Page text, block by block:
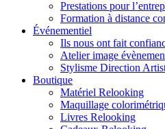
Prestations pour
Formation à distance
Événementiel
Ils nous ont fait
Atelier image
Stylisme Direction
Boutique
Matériel Relooking
Maquillage
Livres Relooking